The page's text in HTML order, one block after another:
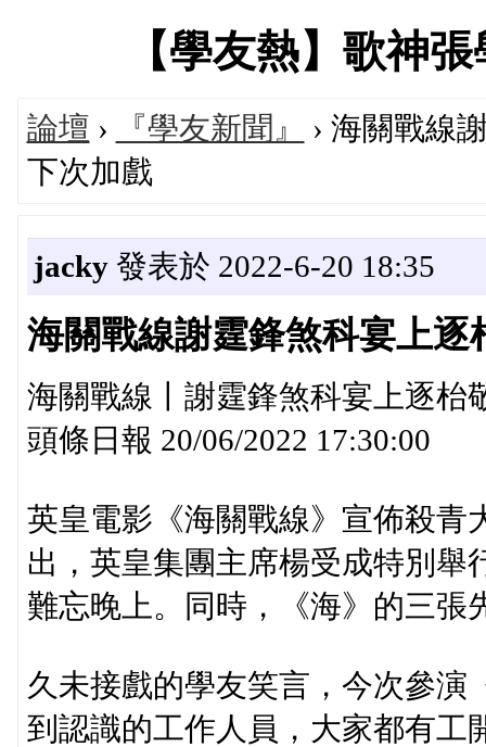
【學友熱】歌神
論壇 › 『學友新聞』
› 海關戰線
下次加戲
jacky發表於 2022-6-20 18:35
海關戰線謝霆鋒煞科宴上
海關戰線丨謝霆鋒煞科宴上逐枱
頭條日報 20/06/2022 17:30:00
英皇電影《海關戰線》宣佈殺青
出，英皇集團主席楊受成特別舉
難忘晚上。同時，《海》的三張
久未接戲的學友笑言，今次參演
到認識的工作人員，大家都有工